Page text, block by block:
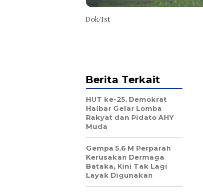
Dok/Ist
Berita Terkait
HUT ke-25, Demokrat
Halbar Gelar Lomba
Rakyat dan Pidato AHY
Muda
Gempa 5,6 M Perparah
Kerusakan Dermaga
Bataka, Kini Tak Lagi
Layak Digunakan